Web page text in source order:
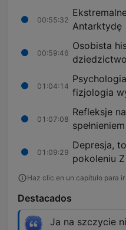
00:55:32
Antarktydę
00:59:46
Osobista
01:04:14
fizjologia
01:07:08
Refleksje
spełnieniem
01:09:29
Depresja,
pokoleniu Z
Haz clic en un capítulo para
Destacados
Ja na szczycie